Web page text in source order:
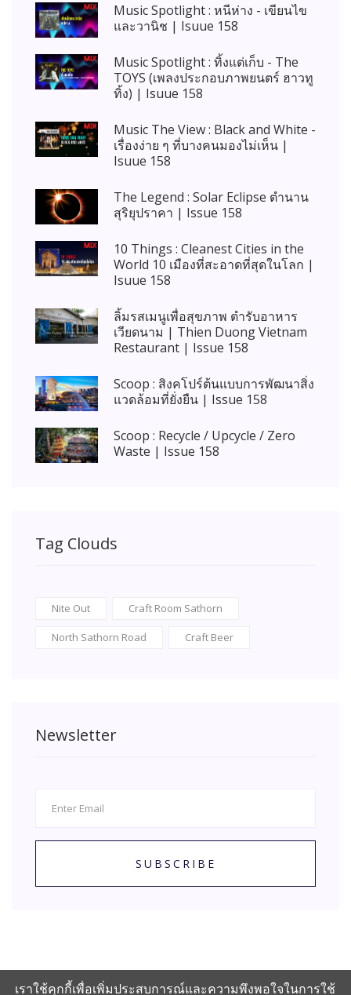
Music Spotlight : หนีห่าง - เขียนไข
และวานิช | Isuue 158
Music Spotlight : ทิ้งแต่เก็บ - The
TOYS (เพลงประกอบภาพยนตร์ ฮาวทู
ทิ้ง) | Isuue 158
Music The View : Black and White -
เรื่องง่าย ๆ ที่บางคนมองไม่เห็น |
Isuue 158
The Legend : Solar Eclipse ตำนาน
สุริยุปราคา | Issue 158
10 Things : Cleanest Cities in the
World 10 เมืองที่สะอาดที่สุดในโลก |
Isuue 158
ลิ้มรสเมนูเพื่อสุขภาพ ตำรับอาหาร
เวียดนาม | Thien Duong Vietnam
Restaurant | Issue 158
Scoop : สิงคโปร์ต้นแบบการพัฒนาสิ่ง
แวดล้อมที่ยั่งยืน | Issue 158
Scoop : Recycle / Upcycle / Zero
Waste | Issue 158
Tag Clouds
Nite Out Craft Room Sathorn
North Sathorn Road Craft Beer
Newsletter
SUBSCRIBE
เราใช้คุกกี้เพื่อเพิ่มประสบการณ์และความพึงพอใจในการใช้